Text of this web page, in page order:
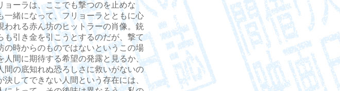
ーラは、ここでも撃つのを止めな
一緒になって、フリョーラとともに心
れる赤ん坊のヒットラーの肖像。銃
引き金を引こうとするのだが、撃て
時からのものではないというこの場
間に期待する希望の発露と見るか、
間の底知れぬ恐ろしさに救いがないの
してできない人間という存在には、